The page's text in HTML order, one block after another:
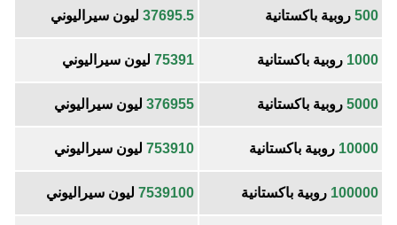
500 روبية باكستانية 37695.5 ليون سيراليوني
1000 روبية باكستانية 75391 ليون سيراليوني
5000 روبية باكستانية 376955 ليون سيراليوني
10000 روبية باكستانية 753910 ليون سيراليوني
100000 روبية باكستانية 7539100 ليون سيراليوني